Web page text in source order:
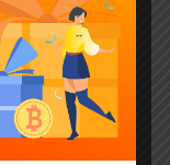
حساب
و بونوس‌ها